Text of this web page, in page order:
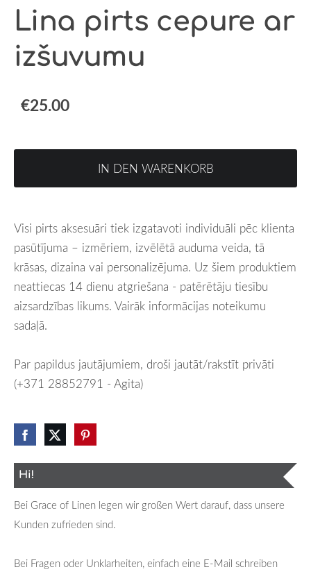
Hi!
Bei Grace of Linen legen wir großen Wert darauf, dass unsere
Kunden zufrieden sind.
Bei Fragen oder Unklarheiten, einfach eine E-Mail schreiben
Lina pirts cepure ar
izšuvumu
€25.00
IN DEN WARENKORB
Visi pirts aksesuāri tiek izgatavoti individuāli pēc klienta
pasūtījuma – izmēriem, izvēlētā auduma veida, tā
krāsas, dizaina vai personalizējuma. Uz šiem produktiem
neattiecas 14 dienu atgriešana - patērētāju tiesību
aizsardzības likums. Vairāk informācijas noteikumu
sadaļā.
Par papildus jautājumiem, droši jautāt/rakstīt privāti
(+371 28852791 - Agita)